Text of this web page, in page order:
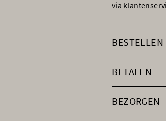
via
BESTELLEN
BETALEN
BEZORGEN